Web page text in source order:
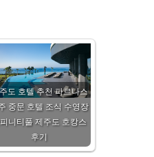
도 호텔 추천 파르나스
중문 호텔 조식 수영장
니티풀 제주도 호캉스
후기